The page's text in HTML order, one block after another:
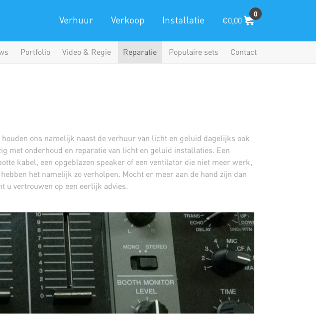
Verhuur Verkoop Installatie
0
€0,00
Portfolio Video & Regie Reparatie Populaire sets Contact
houden ons namelijk naast de verhuur van licht en geluid dagelijks ook
met onderhoud en reparatie van licht en geluid installaties. Een
kabel, een opgeblazen speaker of een ventilator die niet meer werk,
het namelijk zo verholpen. Mocht er meer aan de hand zijn dan
u vertrouwen op een eerlijk advies.